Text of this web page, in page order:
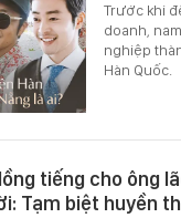
Trước khi
doanh,
nghiệp
Hàn Quốc.
tiếng cho ông
Tạm biệt huyền